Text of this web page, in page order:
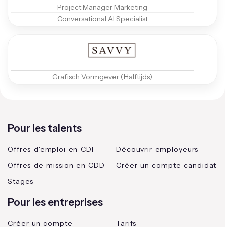
Project Manager Marketing
Conversational AI Specialist
Grafisch Vormgever (Halftijds)
Pour les talents
Offres d'emploi en CDI
Offres de mission en CDD
Stages
Découvrir employeurs
Créer un compte candidat
Pour les entreprises
Créer un compte Tarifs